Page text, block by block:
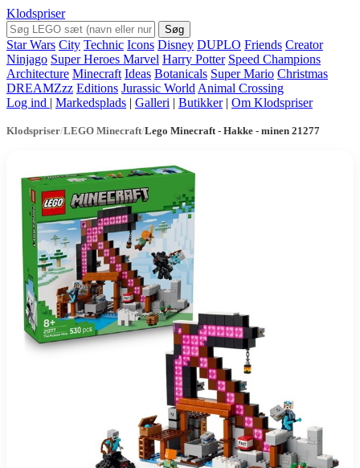
Klodspriser
Søg
Star Wars City Technic Icons Disney DUPLO Friends Creator
Ninjago Super Heroes Marvel Harry Potter Speed Champions
Architecture Minecraft Ideas Botanicals Super Mario Christmas
DREAMZzz Editions Jurassic World Animal Crossing
Log ind | Markedsplads | Galleri | Butikker | Om Klodspriser
Klodspriser/LEGO Minecraft/Lego Minecraft - Hakke - minen 21277